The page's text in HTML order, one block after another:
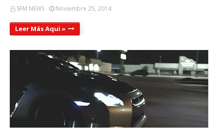
SFM NEWS Noviembre 25, 2014
Leer Más Aqui »